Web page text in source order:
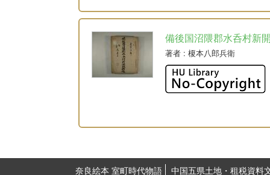
備後国沼隈郡水呑村新
著者 : 榎本八郎兵衛
奈良絵本 室町時代物語
中国五県土地・租税資料